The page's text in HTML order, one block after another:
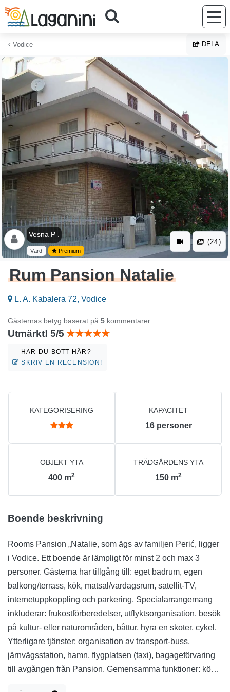
Hoppa till huvudinnehållet
Vodice DELA
Vesna P .
Värd Premium
(24)
Rum Pansion Natalie
L. A. Kabalera 72, Vodice
Gästernas betyg baserat på 5 kommentarer
Utmärkt! 5/5
HAR DU BOTT HÄR?
SKRIV EN RECENSION!
KATEGORISERING KAPACITET
16 personer
OBJEKT YTA
400 m2
TRÄDGÅRDENS YTA
150 m2
Boende beskrivning
Rooms Pansion „Natalie, som ägs av familjen Perić, ligger
i Vodice. Ett boende är lämpligt för minst 2 och max 3
personer. Gästerna har tillgång till: eget badrum, egen
balkong/terrass, kök, matsal/vardagsrum, satellit-TV,
internetuppkoppling och parkering. Specialarrangemang
inkluderar: frukostförberedelser, utflyktsorganisation, besök
på kultur- eller naturområden, båttur, hyra en skoter, cykel.
Ytterligare tjänster: organisation av transport-buss,
järnvägsstation, hamn, flygplatsen (taxi), bagageförvaring
till avgången från Pansion. Gemensamma funktioner: kök,